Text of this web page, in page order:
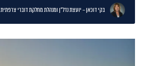
בקי דוכאן – יועצת נדל"ן ומנהלת מחלקת דוברי צרפתית